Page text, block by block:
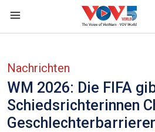
Nachrichten
WM 2026: Die FIFA
Schiedsrichterinnen